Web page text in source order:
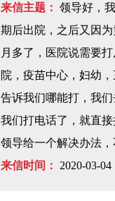
来信主题： 领导好，
期后出院，之后又因
月多了，医院说需要
院，疫苗中心，妇幼
告诉我们哪能打，我
我们打电话了，就直
领导给一个解决办法
来信时间：
2020-03-04